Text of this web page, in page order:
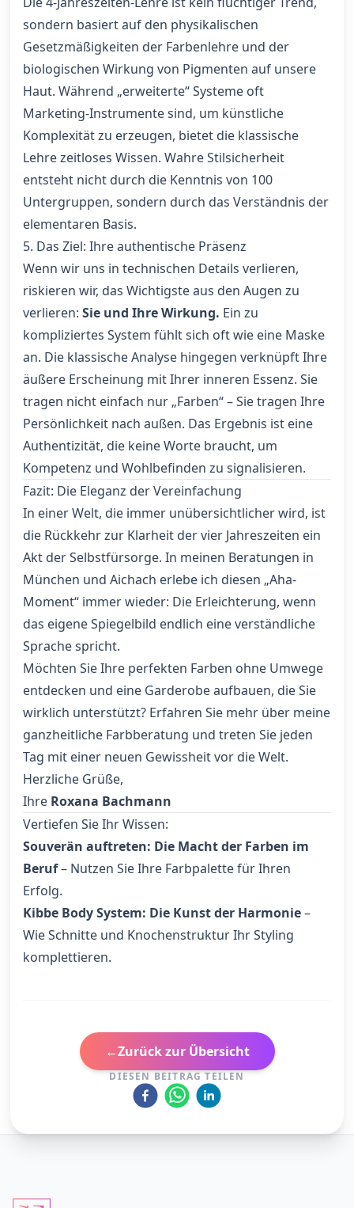
sondern basiert auf den physikalischen
Gesetzmäßigkeiten der Farbenlehre und der
biologischen Wirkung von Pigmenten auf unsere
Haut. Während „erweiterte“ Systeme oft
Marketing-Instrumente sind, um künstliche
Komplexität zu erzeugen, bietet die klassische
Lehre zeitloses Wissen. Wahre Stilsicherheit
entsteht nicht durch die Kenntnis von 100
Untergruppen, sondern durch das Verständnis der
elementaren Basis.
5. Das Ziel: Ihre authentische Präsenz
Wenn wir uns in technischen Details verlieren,
riskieren wir, das Wichtigste aus den Augen zu
verlieren: Sie und Ihre Wirkung. Ein zu
kompliziertes System fühlt sich oft wie eine Maske
an. Die klassische Analyse hingegen verknüpft Ihre
äußere Erscheinung mit Ihrer inneren Essenz. Sie
tragen nicht einfach nur „Farben“ – Sie tragen Ihre
Persönlichkeit nach außen. Das Ergebnis ist eine
Authentizität, die keine Worte braucht, um
Kompetenz und Wohlbefinden zu signalisieren.
Fazit: Die Eleganz der Vereinfachung
In einer Welt, die immer unübersichtlicher wird, ist
die Rückkehr zur Klarheit der vier Jahreszeiten ein
Akt der Selbstfürsorge. In meinen Beratungen in
München und Aichach erlebe ich diesen „Aha-
Moment“ immer wieder: Die Erleichterung, wenn
das eigene Spiegelbild endlich eine verständliche
Sprache spricht.
Möchten Sie Ihre perfekten Farben ohne Umwege
entdecken und eine Garderobe aufbauen, die Sie
wirklich unterstützt? Erfahren Sie mehr über meine
ganzheitliche Farbberatung und treten Sie jeden
Tag mit einer neuen Gewissheit vor die Welt.
Herzliche Grüße,
Ihre Roxana Bachmann
Vertiefen Sie Ihr Wissen:
Souverän auftreten: Die Macht der Farben im
Beruf– Nutzen Sie Ihre Farbpalette für Ihren
Erfolg.
Kibbe Body System: Die Kunst der Harmonie–
Wie Schnitte und Knochenstruktur Ihr Styling
komplettieren.
←Zurück zur Übersicht
DIESEN BEITRAG TEILEN